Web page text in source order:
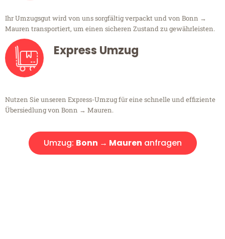
Ihr Umzugsgut wird von uns sorgfältig verpackt und von Bonn →
Mauren transportiert, um einen sicheren Zustand zu gewährleisten.
Express Umzug
Nutzen Sie unseren Express-Umzug für eine schnelle und effiziente
Übersiedlung von Bonn → Mauren.
Umzug: Bonn → Mauren anfragen